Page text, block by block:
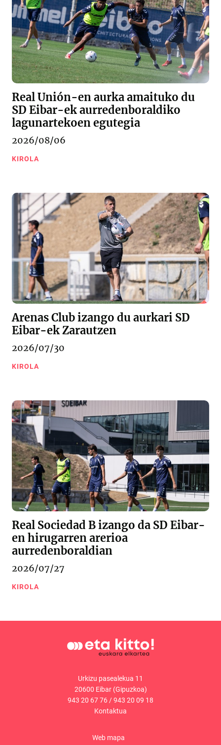
Real Unión-en aurka amaituko du
SD Eibar-ek aurredenboraldiko
lagunartekoen egutegia
2026/08/06
KIROLA
Arenas Club izango du aurkari SD
Eibar-ek Zarautzen
2026/07/30
KIROLA
Real Sociedad B izango da SD Eibar-
en hirugarren arerioa
aurredenboraldian
2026/07/27
KIROLA
Urkizu pasealekua 11
20600 Eibar (Gipuzkoa)
943 20 67 76/943 20 09 18
Kontaktua
Web mapa